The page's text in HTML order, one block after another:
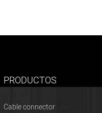
PRODUCTOS
Cable connector